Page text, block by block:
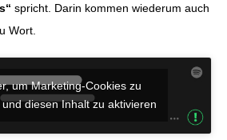
spricht. Darin kommen wiederum auch
Wort.
um Marketing-Cookies zu
diesen Inhalt zu aktivieren